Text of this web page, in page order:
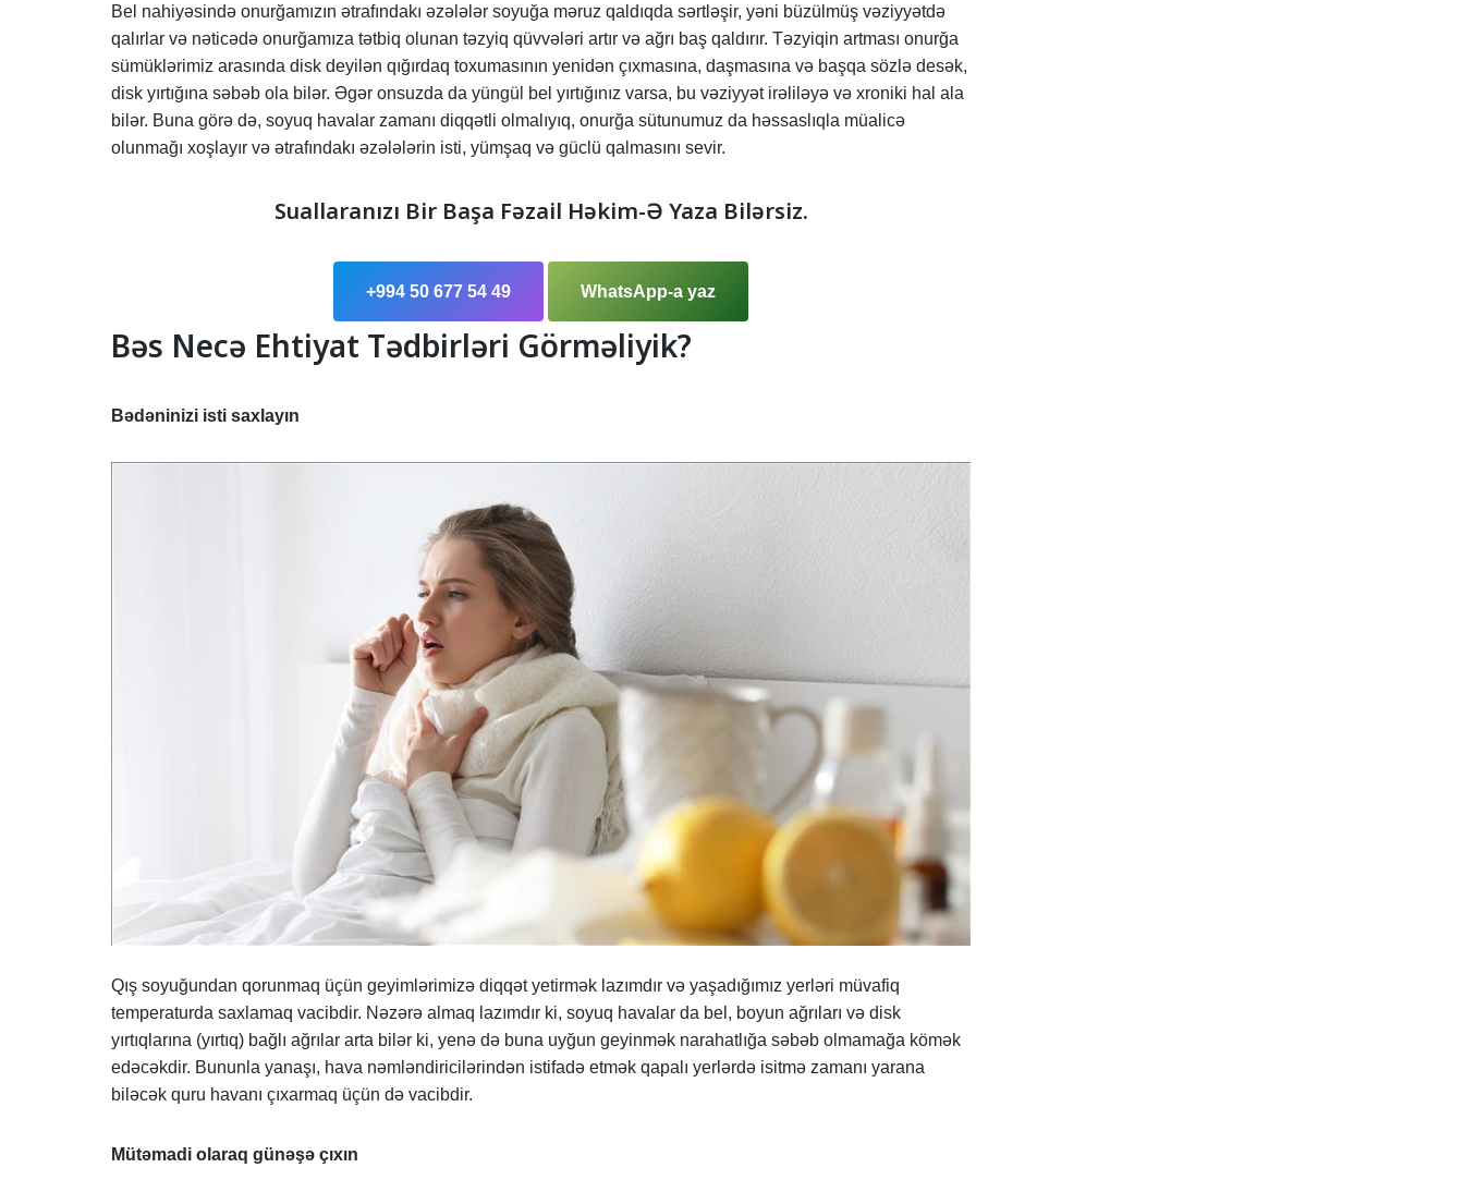
Bel nahiyəsində onurğamızın ətrafındakı əzələlər soyuğa məruz qaldıqda sərtləşir, yəni büzülmüş vəziyyətdə
qalırlar və nəticədə onurğamıza tətbiq olunan təzyiq qüvvələri artır və ağrı baş qaldırır. Təzyiqin artması onurğa
sümüklərimiz arasında disk deyilən qığırdaq toxumasının yenidən çıxmasına, daşmasına və başqa sözlə desək,
disk yırtığına səbəb ola bilər. Əgər onsuzda da yüngül bel yırtığınız varsa, bu vəziyyət irəliləyə və xroniki hal ala
bilər. Buna görə də, soyuq havalar zamanı diqqətli olmalıyıq, onurğa sütunumuz da həssaslıqla müalicə
olunmağı xoşlayır və ətrafındakı əzələlərin isti, yümşaq və güclü qalmasını sevir.
Suallaranızı Bir Başa Fəzail Həkim-Ə Yaza Bilərsiz.
+994 50 677 54 49 WhatsApp-a yaz
Bəs Necə Ehtiyat Tədbirləri Görməliyik?
Bədəninizi isti saxlayın
Qış soyuğundan qorunmaq üçün geyimlərimizə diqqət yetirmək lazımdır və yaşadığımız yerləri müvafiq
temperaturda saxlamaq vacibdir. Nəzərə almaq lazımdır ki, soyuq havalar da bel, boyun ağrıları və disk
yırtıqlarına (yırtıq) bağlı ağrılar arta bilər ki, yenə də buna uyğun geyinmək narahatlığa səbəb olmamağa kömək
edəcəkdir. Bununla yanaşı, hava nəmləndiricilərindən istifadə etmək qapalı yerlərdə isitmə zamanı yarana
biləcək quru havanı çıxarmaq üçün də vacibdir.
Mütəmadi olaraq günəşə çıxın